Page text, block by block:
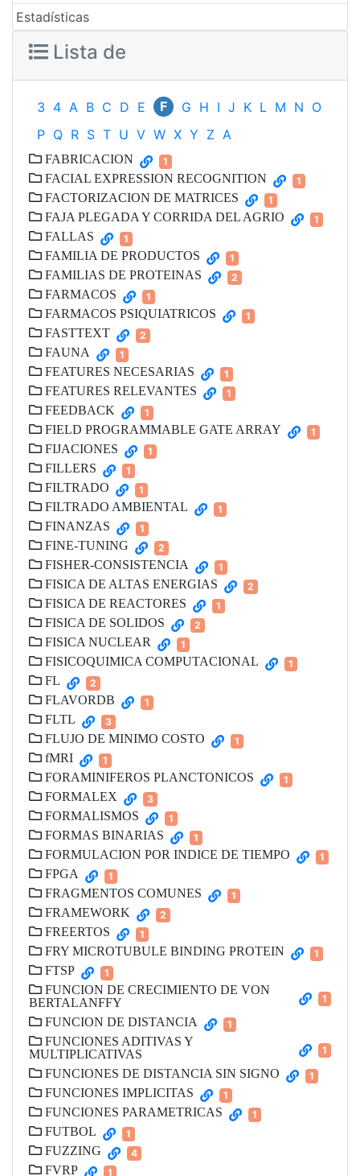
Estadísticas
Lista de
3 4 A B C D E F G H I J K L M N O
P Q R S T U V W X Y Z Α
FABRICACION 1
FACIAL EXPRESSION RECOGNITION 1
FACTORIZACION DE MATRICES 1
FAJA PLEGADA Y CORRIDA DEL AGRIO 1
FALLAS 1
FAMILIA DE PRODUCTOS 1
FAMILIAS DE PROTEINAS 2
FARMACOS 1
FARMACOS PSIQUIATRICOS 1
FASTTEXT 2
FAUNA 1
FEATURES NECESARIAS 1
FEATURES RELEVANTES 1
FEEDBACK 1
FIELD PROGRAMMABLE GATE ARRAY 1
FIJACIONES 1
FILLERS 1
FILTRADO 1
FILTRADO AMBIENTAL 1
FINANZAS 1
FINE-TUNING 2
FISHER-CONSISTENCIA 1
FISICA DE ALTAS ENERGIAS 2
FISICA DE REACTORES 1
FISICA DE SOLIDOS 2
FISICA NUCLEAR 1
FISICOQUIMICA COMPUTACIONAL 1
FL 2
FLAVORDB 1
FLTL 3
FLUJO DE MINIMO COSTO 1
fMRI 1
FORAMINIFEROS PLANCTONICOS 1
FORMALEX 3
FORMALISMOS 1
FORMAS BINARIAS 1
FORMULACION POR INDICE DE TIEMPO 1
FPGA 1
FRAGMENTOS COMUNES 1
FRAMEWORK 2
FREERTOS 1
FRY MICROTUBULE BINDING PROTEIN 1
FTSP 1
FUNCION DE CRECIMIENTO DE VON
BERTALANFFY
1
FUNCION DE DISTANCIA 1
FUNCIONES ADITIVAS Y
MULTIPLICATIVAS
1
FUNCIONES DE DISTANCIA SIN SIGNO 1
FUNCIONES IMPLICITAS 1
FUNCIONES PARAMETRICAS 1
FUTBOL 1
FUZZING 4
FVRP 1